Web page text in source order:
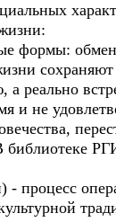
формы:
а реально
и не
библиотеке
процесс